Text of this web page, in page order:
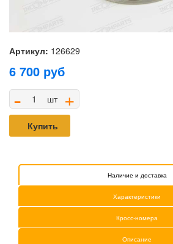
Артикул: 126629
6 700 руб
- шт +
Купить
Наличие и доставка
Характеристики
Кросс-номера
Описание